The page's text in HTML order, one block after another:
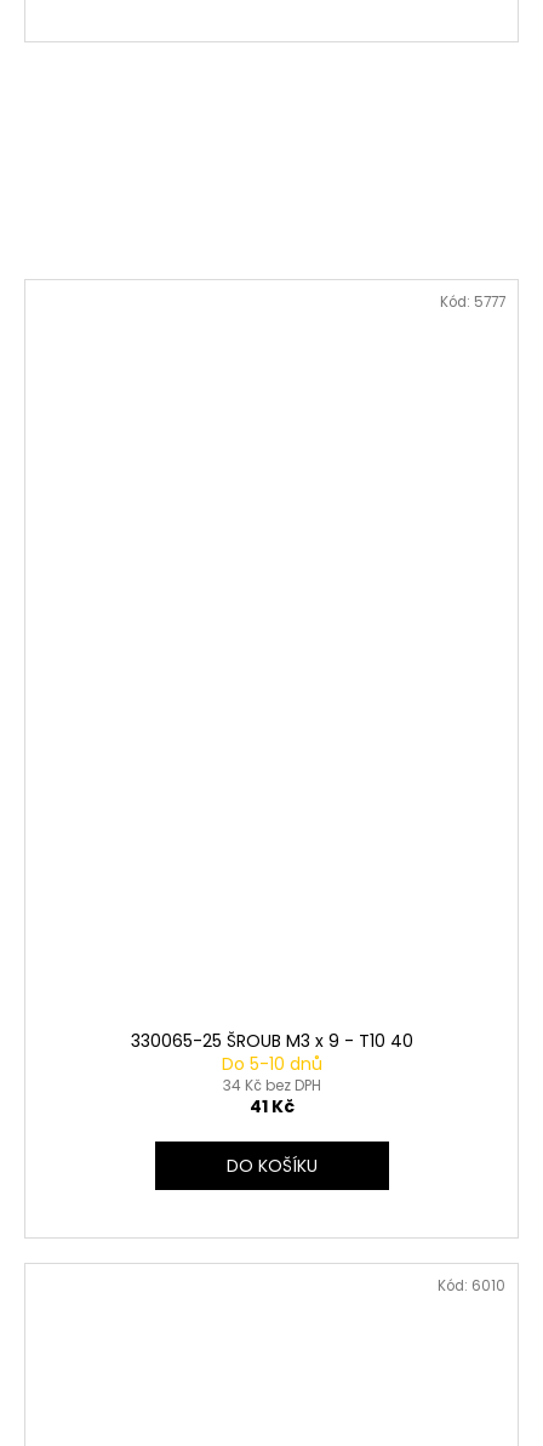
330065-25 ŠROUB M3 x 9 - T10 40
Do 5-10 dnů
34 Kč bez DPH
41 Kč
DO KOŠÍKU
Kód: 5777
Kód: 6010